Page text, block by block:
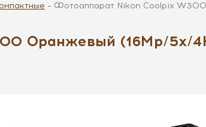
Фотоаппарат Nikon Coolpix
Оранжевый (16Mp/5x/